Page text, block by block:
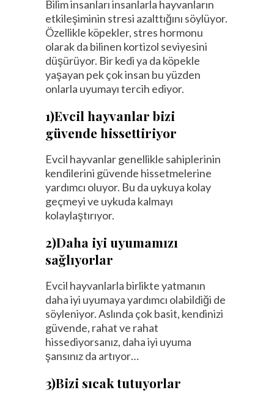
Bilim insanları insanlarla hayvanların
etkileşiminin stresi azalttığını söylüyor.
Özellikle köpekler, stres hormonu
olarak da bilinen kortizol seviyesini
düşürüyor. Bir kedi ya da köpekle
yaşayan pek çok insan bu yüzden
onlarla uyumayı tercih ediyor.
1)Evcil hayvanlar bizi
güvende hissettiriyor
Evcil hayvanlar genellikle sahiplerinin
kendilerini güvende hissetmelerine
yardımcı oluyor. Bu da uykuya kolay
geçmeyi ve uykuda kalmayı
kolaylaştırıyor.
2)Daha iyi uyumamızı
sağlıyorlar
Evcil hayvanlarla birlikte yatmanın
daha iyi uyumaya yardımcı olabildiği de
söyleniyor. Aslında çok basit, kendinizi
güvende, rahat ve rahat
hissediyorsanız, daha iyi uyuma
şansınız da artıyor…
3)Bizi sıcak tutuyorlar